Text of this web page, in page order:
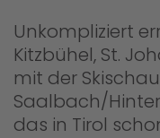
Unkompliziert
Kitzbühel, St.
mit der
Saalbach/
das in Tirol